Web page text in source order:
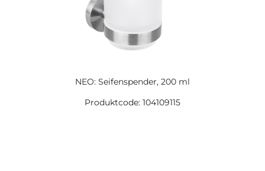
NEO: Seifenspender, 200 ml
Produktcode: 104109115